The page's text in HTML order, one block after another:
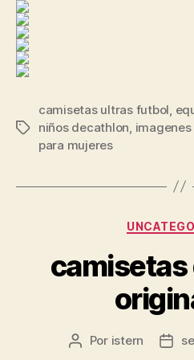
Etiquetas
camisetas ultras futbol
niños decathlon
para mujeres
Autor
Por istern